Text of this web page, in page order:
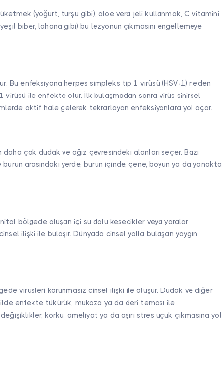
(yoğurt, turşu gibi), aloe vera jeli kullanmak, C vitamini
biber, lahana gibi) bu lezyonun çıkmasını engellemeye
Bu enfeksiyona herpes simpleks tip 1 virüsü (HSV-1) neden
virüsü ile enfekte olur. İlk bulaşmadan sonra virüs sinirsel
aktif hale gelerek tekrarlayan enfeksiyonlara yol açar.
çok dudak ve ağız çevresindeki alanları seçer. Bazı
arasındaki yerde, burun içinde, çene, boyun ya da yanakta
bölgede oluşan içi su dolu kesecikler veya yaralar
ilişki ile bulaşır. Dünyada cinsel yolla bulaşan yaygın
virüsleri korunmasız cinsel ilişki ile oluşur. Dudak ve diğer
enfekte tükürük, mukoza ya da deri teması ile
korku, ameliyat ya da aşırı stres uçuk çıkmasına yol